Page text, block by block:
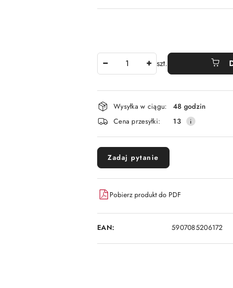
szt.
Dostępność
i
dostawa
Wysyłka w ciągu:
48 godzin
Cena przesyłki:
13
Zadaj pytanie
Pobierz produkt do PDF
EAN: 5907085206172